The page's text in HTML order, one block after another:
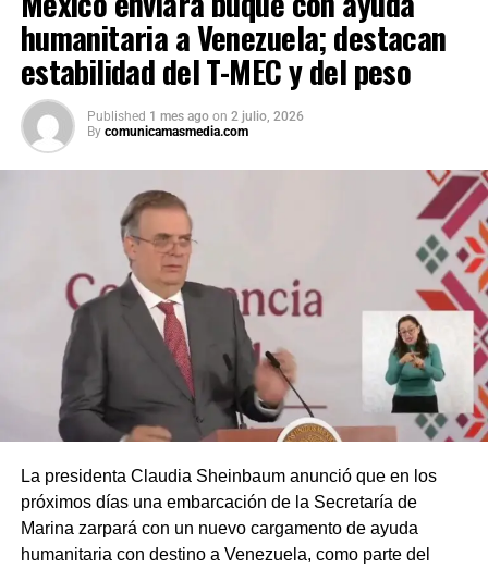
humanitaria a Venezuela; destacan
estabilidad del T-MEC y del peso
Published 1 mes ago on 2 julio, 2026
By comunicamasmedia.com
La presidenta Claudia Sheinbaum anunció que en los
próximos días una embarcación de la Secretaría de
Marina zarpará con un nuevo cargamento de ayuda
humanitaria con destino a Venezuela, como parte del